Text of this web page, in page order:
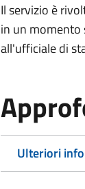
Il servizio è
in un momento
all'ufficiale di
Ulteriori